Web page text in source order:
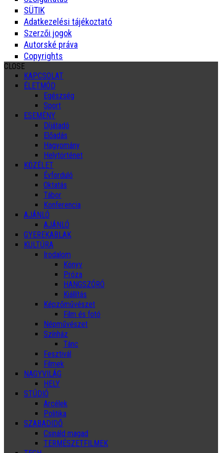
SÜTIK
Adatkezelési tájékoztató
Szerzői jogok
Autorské práva
Copyrights
CLOSE
KAPCSOLAT
ÉLETMÓD
Egészség
Sport
ESEMÉNY
Díjátadó
Előadás
Hagyomány
Helytörténet
KÖZÉLET
Évforduló
Oktatás
Tábor
Konferencia
AJÁNLÓ
AJÁNLÓ
GYEREKABLAK
KULTÚRA
Irodalom
Könyv
Próza
HANGSZÓRÓ
Kiállítás
Képzőművészet
Film és fotó
Népművészet
Színház
Tánc
Fesztivál
Filmek
NAGYVILÁG
HELY
STÚDIÓ
Arcélek
Politika
SZABADIDŐ
Csináld magad
TERMÉSZETFILMEK